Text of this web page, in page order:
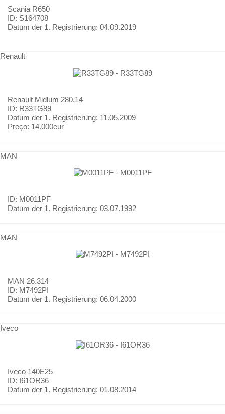
Scania R650
ID: S164708
Datum der 1. Registrierung: 04.09.2019
Renault
Renault Midlum 280.14
ID: R33TG89
Datum der 1. Registrierung: 11.05.2009
Preço: 14.000eur
MAN
ID: M0011PF
Datum der 1. Registrierung: 03.07.1992
MAN
MAN 26.314
ID: M7492PI
Datum der 1. Registrierung: 06.04.2000
Iveco
Iveco 140E25
ID: I61OR36
Datum der 1. Registrierung: 01.08.2014